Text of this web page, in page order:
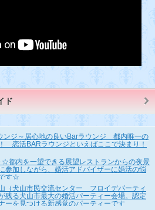
ド
ンジ～居心地の良いBarラウンジ 都内唯一の
恋活BARラウンジといえばここで決まり！
☆都内を一望できる展望レストランからの夜景
参加しながら、婚活アドバイザーに婚活の悩
す☆
（犬山市民交流センター フロイデパーティ
残る犬山市最大の婚活パーティー会場。認定
ーを見つける新感覚のパーティーです